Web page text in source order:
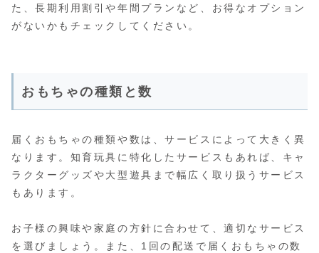
た、長期利用割引や年間プランなど、お得なオプション
がないかもチェックしてください。
おもちゃの種類と数
届くおもちゃの種類や数は、サービスによって大きく異
なります。知育玩具に特化したサービスもあれば、キャ
ラクターグッズや大型遊具まで幅広く取り扱うサービス
もあります。
お子様の興味や家庭の方針に合わせて、適切なサービス
を選びましょう。また、1回の配送で届くおもちゃの数